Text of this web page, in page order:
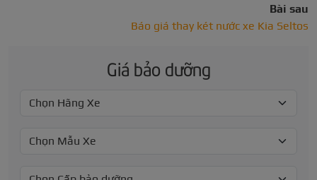
Bài sau
Báo giá thay két nước xe Kia Seltos
Giá bảo dưỡng